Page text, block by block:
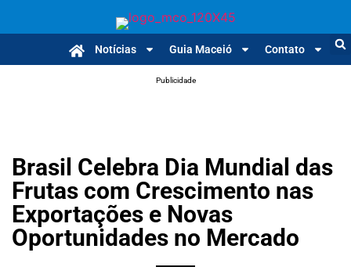
Notícias Guia Maceió Contato
Publicidade
Brasil Celebra Dia Mundial das
Frutas com Crescimento nas
Exportações e Novas
Oportunidades no Mercado